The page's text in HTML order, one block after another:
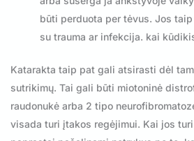
būti perduota per tėvus. Jos
su trauma ar infekcija. kai
Katarakta taip pat gali atsirasti dėl
sutrikimų. Tai gali būti miotoninė
raudonukė arba 2 tipo
visada turi įtakos regėjimui. Kai jos